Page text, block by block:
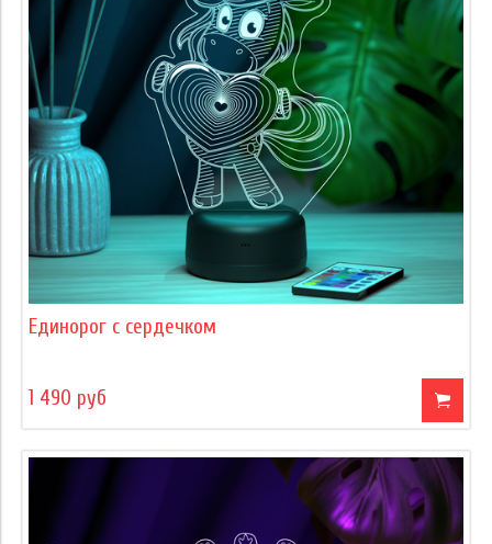
Единорог с сердечком
1 490 руб